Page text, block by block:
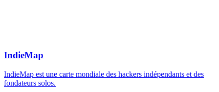
IndieMap
IndieMap est une carte mondiale des hackers indépendants et des
fondateurs solos.